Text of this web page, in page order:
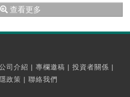
查看更多
司介紹 | 專欄邀稿 | 投資者關係 |
政策 | 聯絡我們